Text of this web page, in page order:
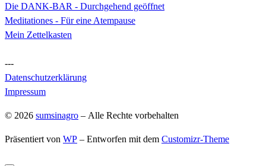
Die DANK-BAR - Durchgehend geöffnet
Meditationes - Für eine Atempause
Mein Zettelkasten
---
Datenschutzerklärung
Impressum
© 2026 sumsinagro – Alle Rechte vorbehalten
Präsentiert von WP – Entworfen mit dem Customizr-Theme